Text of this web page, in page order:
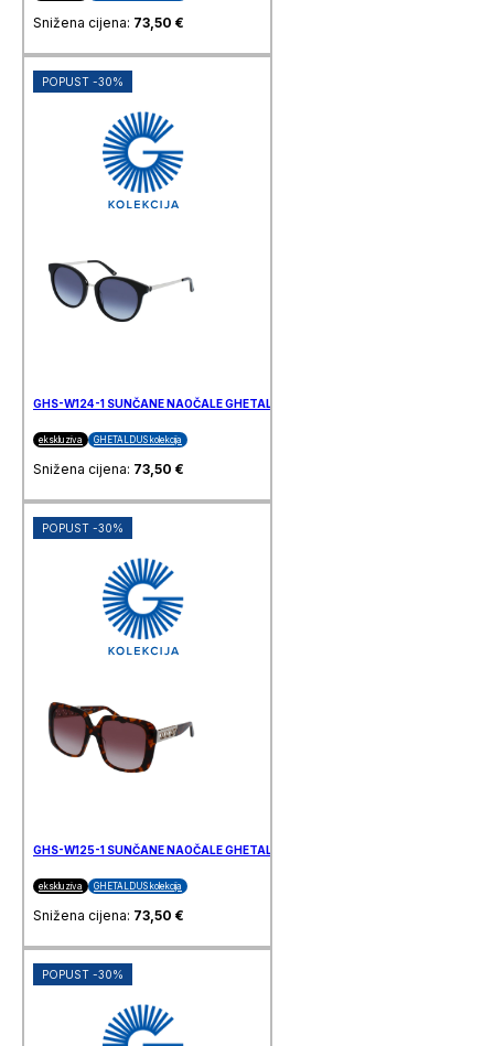
Snižena cijena: 73,50 €
POPUST -30%
GHS-W124-1 SUNČANE NAOČALE GHETALDUS
ekskluziva GHETALDUS kolekcija
Snižena cijena: 73,50 €
POPUST -30%
GHS-W125-1 SUNČANE NAOČALE GHETALDUS
ekskluziva GHETALDUS kolekcija
Snižena cijena: 73,50 €
POPUST -30%